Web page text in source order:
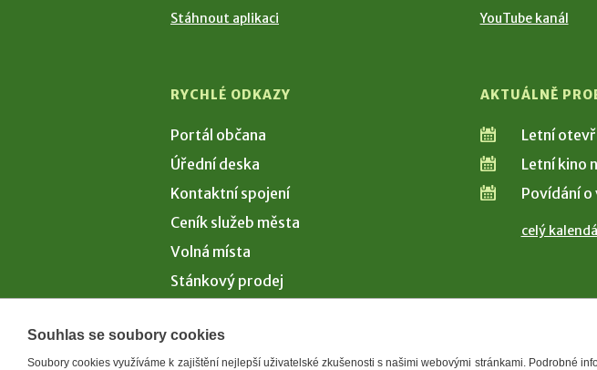
Stáhnout aplikaci YouTube kanál
RYCHLÉ ODKAZY
Portál občana
Úřední deska
Kontaktní spojení
Ceník služeb města
Volná místa
Stánkový prodej
AKTUÁLNĚ
Letní
Letní kino
Povídání o
celý
Souhlas se soubory cookies
Soubory cookies využíváme k zajištění nejlepší uživatelské zkušenosti s našimi webovými stránkami. Podrobné